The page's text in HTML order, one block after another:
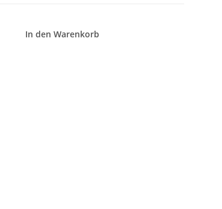
In den Warenkorb